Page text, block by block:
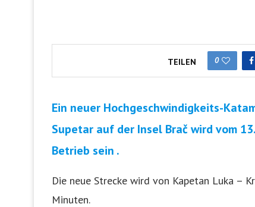
TEILEN 0
Ein neuer Hochgeschwindigkeits-
Supetar auf der Insel Brač wird vom
Betrieb sein .
Die neue Strecke wird von Kapetan Luka –
Minuten.